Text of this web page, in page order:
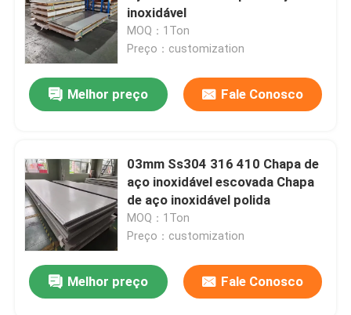
inoxidável
MOQ：1Ton
Preço：customization
Melhor preço Fale Conosco
03mm Ss304 316 410 Chapa de
aço inoxidável escovada Chapa
de aço inoxidável polida
MOQ：1Ton
Preço：customization
Melhor preço Fale Conosco